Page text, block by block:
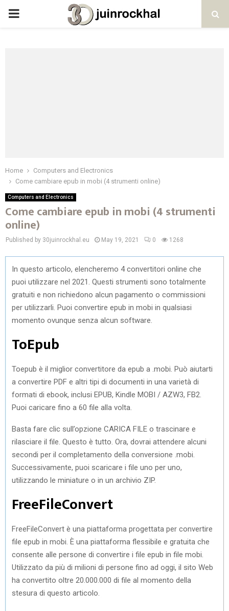
PRIMARY
Home
Computers and Electronics
Come cambiare epub in mobi (4 strumenti online)
Computers and Electronics
Come cambiare epub in mobi (4 strumenti
online)
Published by 30juinrockhal.eu May 19, 2021 0 1268
In questo articolo, elencheremo 4 convertitori online che
puoi utilizzare nel 2021. Questi strumenti sono totalmente
gratuiti e non richiedono alcun pagamento o commissioni
per utilizzarli. Puoi convertire epub in mobi in qualsiasi
momento ovunque senza alcun software.
ToEpub
Toepub è il miglior convertitore da epub a .mobi. Può aiutarti
a convertire PDF e altri tipi di documenti in una varietà di
formati di ebook, inclusi EPUB, Kindle MOBI / AZW3, FB2.
Puoi caricare fino a 60 file alla volta.
Basta fare clic sull’opzione CARICA FILE o trascinare e
rilasciare il file. Questo è tutto. Ora, dovrai attendere alcuni
secondi per il completamento della conversione .mobi.
Successivamente, puoi scaricare i file uno per uno,
utilizzando le miniature o in un archivio ZIP.
FreeFileConvert
FreeFileConvert è una piattaforma progettata per convertire
file epub in mobi. È una piattaforma flessibile e gratuita che
consente alle persone di convertire i file epub in file mobi.
Utilizzato da più di milioni di persone fino ad oggi, il sito Web
ha convertito oltre 20.000.000 di file al momento della
stesura di questo articolo.